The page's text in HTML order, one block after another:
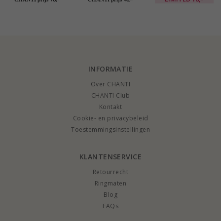
INFORMATIE
Over CHANTI
CHANTI Club
Kontakt
Cookie- en privacybeleid
Toestemmingsinstellingen
KLANTENSERVICE
Retourrecht
Ringmaten
Blog
FAQs